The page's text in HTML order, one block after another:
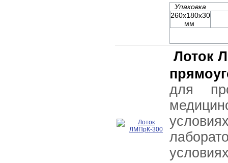
Упаковка
260х180х30
мм
Лоток
для